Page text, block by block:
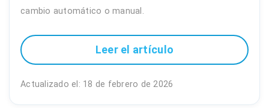
cambio automático o manual.
Leer el artículo
Actualizado el: 18 de febrero de 2026